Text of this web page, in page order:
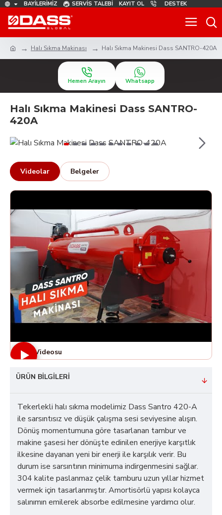
BAYILERIMIZ SERVIS TALEBI KAYIT OL DESTEK
Halı Sıkma Makinası Halı Sıkma Makinesi Dass SANTRO-420A
Hemen Arayın Whatsapp
Halı Sıkma Makinesi Dass SANTRO-
420A
Videolar Belgeler
Ürün Videosu
ÜRÜN BILGILERI
Tekerlekli halı sıkma modelimiz Dass Santro 420-A
ile sarsıntısız ve düşük çalışma sesi seviyesine alışın.
Dönüş momentumuna göre tasarlanan tambur ve
makine şasesi her dönüşte edinilen enerjiye karşıtlık
ilkesine dayanan yeni bir enerji ile karşılık verir. Bu
durum ise sarsıntının minimuma indirgenmesini sağlar.
304 kalite paslanmaz çelik tamburu uzun yıllar hizmet
vermek için tasarlanmıştır. Amortisörlü yapısı kolayca
salınımın emilerek absorbe edilmesine yardımcı olur.